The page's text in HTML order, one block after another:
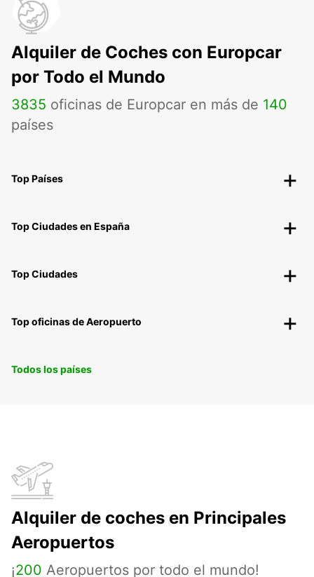
Alquiler de Coches con Europcar
por Todo el Mundo
3835 oficinas de Europcar en más de 140
países
Top Países
Top Ciudades en España
Top Ciudades
Top oficinas de Aeropuerto
Todos los países
Alquiler de coches en Principales
Aeropuertos
¡200 Aeropuertos por todo el mundo!